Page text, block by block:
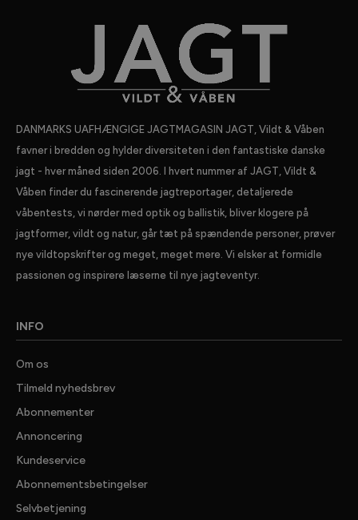
DANMARKS UAFHÆNGIGE JAGTMAGASIN JAGT, Vildt & Våben
favner i bredden og hylder diversiteten i den fantastiske danske
jagt - hver måned siden 2006. I hvert nummer af JAGT, Vildt &
Våben finder du fascinerende jagtreportager, detaljerede
våbentests, vi nørder med optik og ballistik, bliver klogere på
jagtformer, vildt og natur, går tæt på spændende personer, prøver
nye vildtopskrifter og meget, meget mere. Vi elsker at formidle
passionen og inspirere læserne til nye jagteventyr.
INFO
Om os
Tilmeld nyhedsbrev
Abonnementer
Annoncering
Kundeservice
Abonnementsbetingelser
Selvbetjening